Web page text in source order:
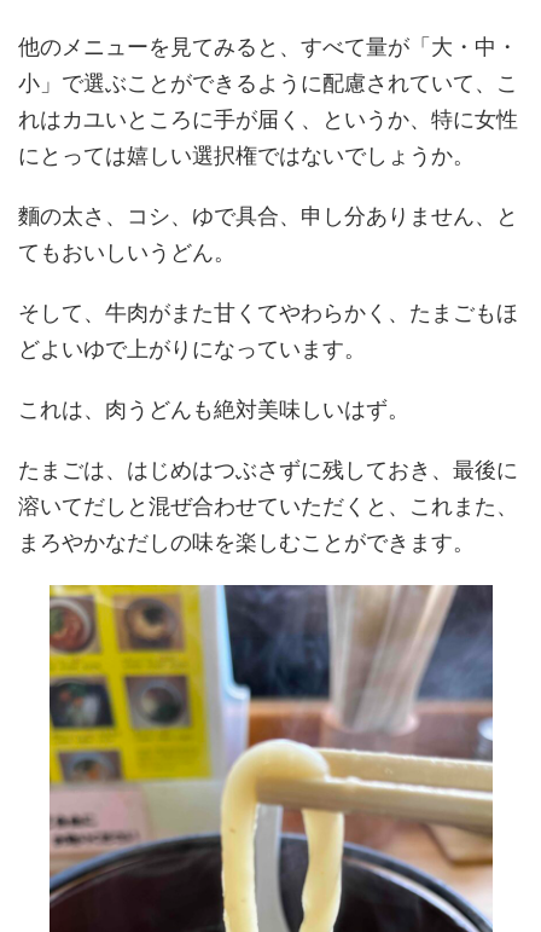
他のメニューを見てみると、すべて量が「大・中・
小」で選ぶことができるように配慮されていて、こ
れはカユいところに手が届く、というか、特に女性
にとっては嬉しい選択権ではないでしょうか。
麵の太さ、コシ、ゆで具合、申し分ありません、と
てもおいしいうどん。
そして、牛肉がまた甘くてやわらかく、たまごもほ
どよいゆで上がりになっています。
これは、肉うどんも絶対美味しいはず。
たまごは、はじめはつぶさずに残しておき、最後に
溶いてだしと混ぜ合わせていただくと、これまた、
まろやかなだしの味を楽しむことができます。